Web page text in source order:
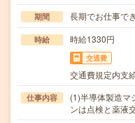
期間 長期でお仕事で
時給 時給1330円
交通費
交通費規定内支
仕事内容
(1)半導体製造マ
ンは点検と薬液